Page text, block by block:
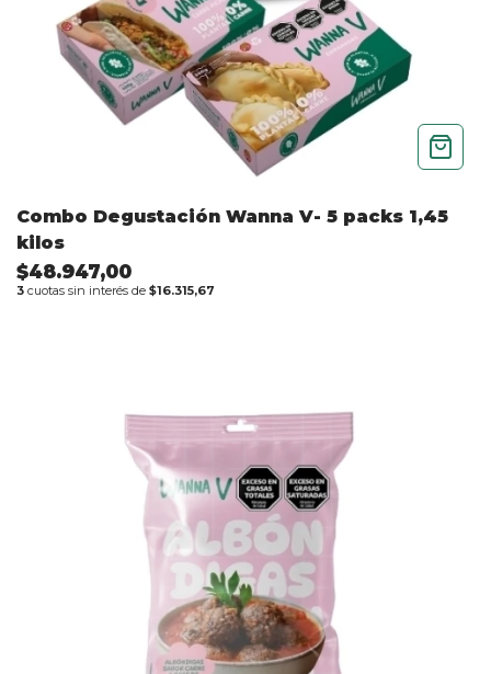
Combo Degustación Wanna V- 5 packs 1,45
kilos
$48.947,00
3 cuotas sin interés de $16.315,67